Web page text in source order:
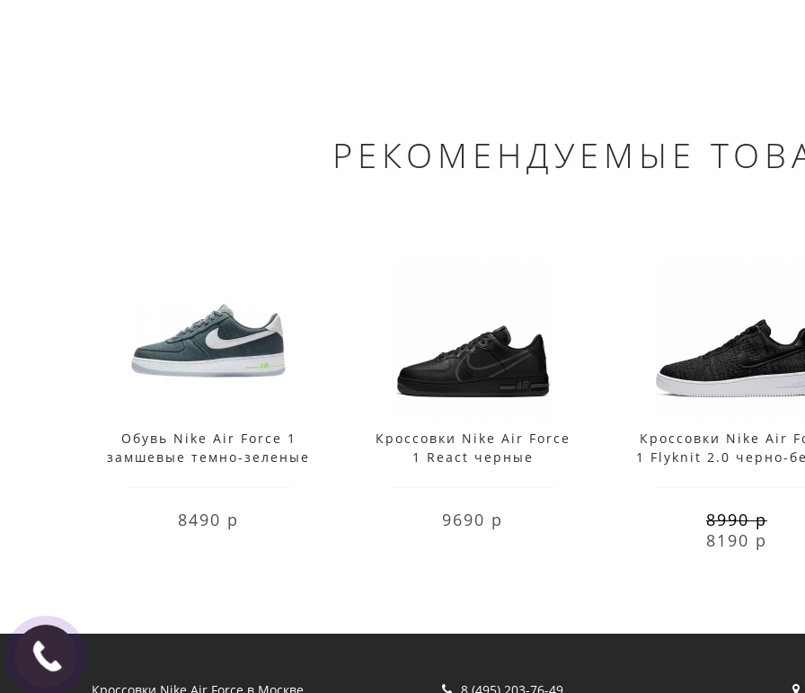
РЕКОМЕНДУЕМЫЕ
Обувь Nike Air Force 1
замшевые темно-зеленые
8490 р
Кроссовки Nike Air Force
1 React черные
9690 р
Кроссовки Nike Air
1 Flyknit 2.0 черно-
8990 р
8190 р
Кроссовки Nike Air Force в Москве 8 (495) 203-76-49